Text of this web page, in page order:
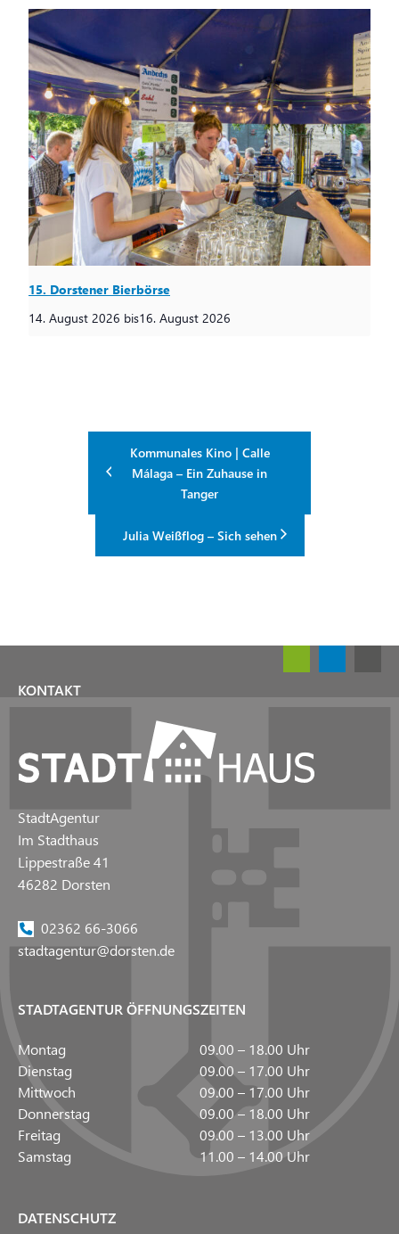
15. Dorstener Bierbörse
14. August 2026 bis16. August 2026
Kommunales Kino | Calle
Málaga – Ein Zuhause in
Tanger
Julia Weißflog – Sich sehen
KONTAKT
StadtAgentur
Im Stadthaus
Lippestraße 41
46282 Dorsten
02362 66-3066
stadtagentur@dorsten.de
STADTAGENTUR ÖFFNUNGSZEITEN
Montag
09.00 – 18.00 Uhr
Dienstag
09.00 – 17.00 Uhr
Mittwoch
09.00 – 17.00 Uhr
Donnerstag
09.00 – 18.00 Uhr
Freitag
09.00 – 13.00 Uhr
Samstag
11.00 – 14.00 Uhr
DATENSCHUTZ